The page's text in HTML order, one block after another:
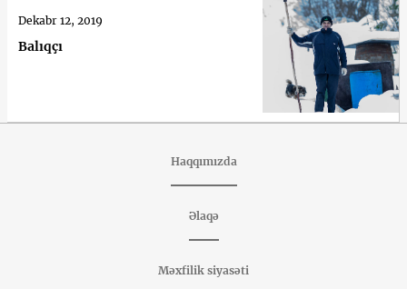
Balıqçı
Dekabr 12, 2019
Haqqımızda
Əlaqə
Məxfilik siyasəti